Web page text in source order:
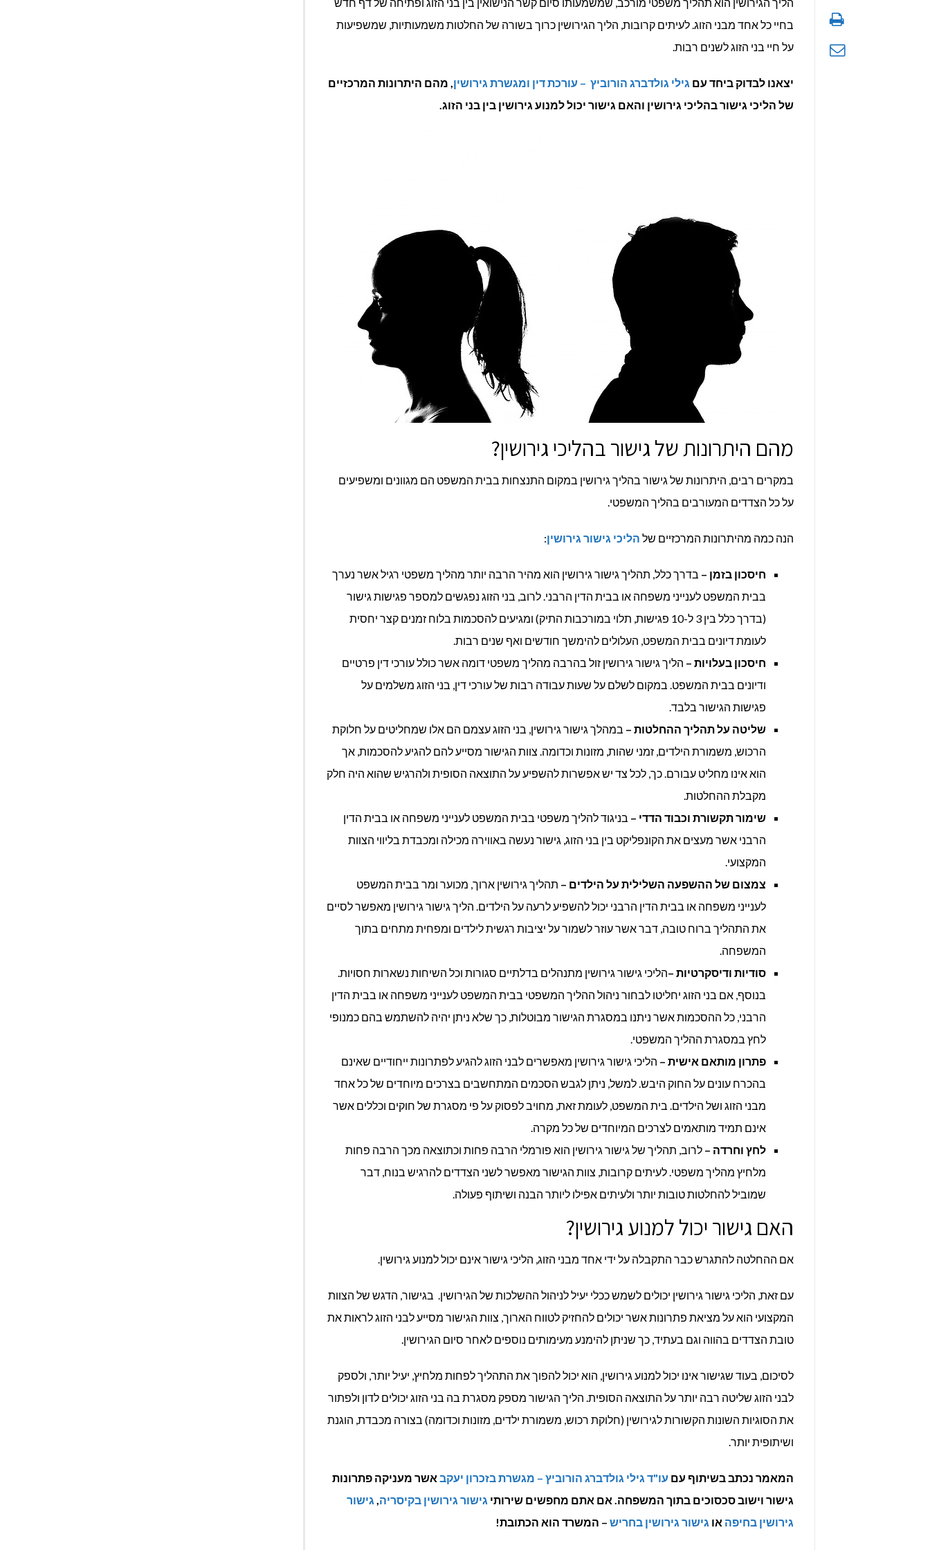
גישור
גירושין?
בחיי כל אחד מבני הזוג. לעיתים קרובות, הליך הגירושין כרוך בשורה של החלטות משמעותיות, שמשפיעות
על חיי בני הזוג לשנים רבות.
יצאנו לבדוק ביחד עם גילי גולדברג הורוביץ – עורכת דין ומגשרת גירושין, מהם היתרונות המרכזיים
של הליכי גישור בהליכי גירושין והאם גישור יכול למנוע גירושין בין בני הזוג.
מהם היתרונות של גישור בהליכי גירושין?
במקרים רבים, היתרונות של גישור בהליך גירושין במקום התנצחות בבית המשפט הם מגוונים ומשפיעים
על כל הצדדים המעורבים בהליך המשפטי.
הנה כמה מהיתרונות המרכזיים של הליכי גישור גירושין:
חיסכון בזמן – בדרך כלל, תהליך גישור גירושין הוא מהיר הרבה יותר מהליך משפטי רגיל אשר נערך
בבית המשפט לענייני משפחה או בבית הדין הרבני. לרוב, בני הזוג נפגשים למספר פגישות גישור
(בדרך כלל בין 3 ל-10 פגישות, תלוי במורכבות התיק) ומגיעים להסכמות בלוח זמנים קצר יחסית
לעומת דיונים בבית המשפט, העלולים להימשך חודשים ואף שנים רבות.
חיסכון בעלויות – הליך גישור גירושין זול בהרבה מהליך משפטי דומה אשר כולל עורכי דין פרטיים
ודיונים בבית המשפט. במקום לשלם על שעות עבודה רבות של עורכי דין, בני הזוג משלמים על
פגישות הגישור בלבד.
שליטה על תהליך ההחלטות – במהלך גישור גירושין, בני הזוג עצמם הם אלו שמחליטים על חלוקת
הרכוש, משמורת הילדים, זמני שהות, מזונות וכדומה. צוות הגישור מסייע להם להגיע להסכמות, אך
הוא אינו מחליט עבורם. כך, לכל צד יש אפשרות להשפיע על התוצאה הסופית ולהרגיש שהוא היה חלק
מקבלת ההחלטות.
שימור תקשורת וכבוד הדדי – בניגוד להליך משפטי בבית המשפט לענייני משפחה או בבית הדין
הרבני אשר מעצים את הקונפליקט בין בני הזוג, גישור נעשה באווירה מכילה ומכבדת בליווי הצוות
המקצועי.
צמצום של ההשפעה השלילית על הילדים – תהליך גירושין ארוך, מכוער ומר בבית המשפט
לענייני משפחה או בבית הדין הרבני יכול להשפיע לרעה על הילדים. הליך גישור גירושין מאפשר לסיים
את התהליך ברוח טובה, דבר אשר עוזר לשמור על יציבות רגשית לילדים ומפחית מתחים בתוך
המשפחה.
סודיות ודיסקרטיות –הליכי גישור גירושין מתנהלים בדלתיים סגורות וכל השיחות נשארות חסויות.
בנוסף, אם בני הזוג יחליטו לבחור ניהול ההליך המשפטי בבית המשפט לענייני משפחה או בבית הדין
הרבני, כל ההסכמות אשר ניתנו במסגרת הגישור מבוטלות, כך שלא ניתן יהיה להשתמש בהם כמנופי
לחץ במסגרת ההליך המשפטי.
פתרון מותאם אישית – הליכי גישור גירושין מאפשרים לבני הזוג להגיע לפתרונות ייחודיים שאינם
בהכרח עונים על החוק היבש. למשל, ניתן לגבש הסכמים המתחשבים בצרכים מיוחדים של כל אחד
מבני הזוג ושל הילדים. בית המשפט, לעומת זאת, מחויב לפסוק על פי מסגרת של חוקים וכללים אשר
אינם תמיד מותאמים לצרכים המיוחדים של כל מקרה.
לחץ וחרדה –לרוב, תהליך של גישור גירושין הוא פורמלי הרבה פחות וכתוצאה מכך הרבה פחות
מלחיץ מהליך משפטי. לעיתים קרובות, צוות הגישור מאפשר לשני הצדדים להרגיש בנוח, דבר
שמוביל להחלטות טובות יותר ולעיתים אפילו ליותר הבנה ושיתוף פעולה.
האם גישור יכול למנוע גירושין?
אם ההחלטה להתגרש כבר התקבלה על ידי אחד מבני הזוג, הליכי גישור אינם יכול למנוע גירושין.
עם זאת, הליכי גישור גירושין יכולים לשמש ככלי יעיל לניהול ההשלכות של הגירושין. בגישור, הדגש של הצוות
המקצועי הוא על מציאת פתרונות אשר יכולים להחזיק לטווח הארוך, צוות הגישור מסייע לבני הזוג לראות את
טובת הצדדים בהווה וגם בעתיד, כך שניתן להימנע מעימותים נוספים לאחר סיום הגירושין.
לסיכום, בעוד שגישור אינו יכול למנוע גירושין, הוא יכול להפוך את התהליך לפחות מלחיץ, יעיל יותר, ולספק
לבני הזוג שליטה רבה יותר על התוצאה הסופית. הליך הגישור מספק מסגרת בה בני הזוג יכולים לדון ולפתור
את הסוגיות השונות הקשורות לגירושין (חלוקת רכוש, משמורת ילדים, מזונות וכדומה) בצורה מכבדת, הוגנת
ושיתופית יותר.
המאמר נכתב בשיתוף עם עו"ד גילי גולדברג הורוביץ – מגשרת בזכרון יעקב אשר מעניקה פתרונות
גישור וישוב סכסוכים בתוך המשפחה. אם אתם מחפשים שירותי גישור גירושין בקיסריה, גישור
גירושין בחיפה או גישור גירושין בחריש – המשרד הוא הכתובת!